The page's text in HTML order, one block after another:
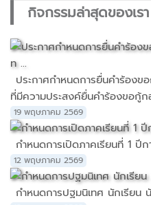
กิจกรรมล่าสุดของเรา
ประกาศกำหนดการยื่นคำร้อง
ที่มีความประสงค์ยื่นคำร้องขอกู้ก
19 พฤษภาคม 2569
กำหนดการเปิดภาคเรียนที่ 1 ปี
12 พฤษภาคม 2569
กำหนดการปฐมนิเทศ นักเรียน